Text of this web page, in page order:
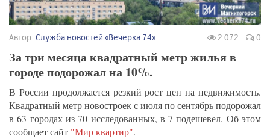
Автор: Служба новостей «Вечерка 74» 2 072 0
За три месяца квадратный метр жилья в
городе подорожал на 10%.
В России продолжается резкий рост цен на недвижимость.
Квадратный метр новостроек с июля по сентябрь подорожал
в 63 городах из 70 исследованных, в 7 подешевел. Об этом
сообщает сайт "Мир квартир".